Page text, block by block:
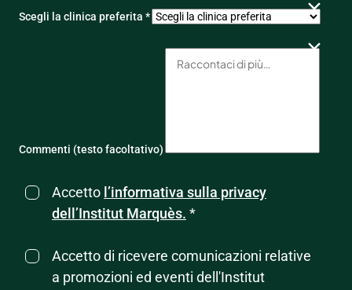
Scegli la clinica preferita *
Commenti (testo facoltativo)
Accetto l’informativa sulla privacy
dell’Institut Marquès. *
Accetto di ricevere comunicazioni relative
a promozioni ed eventi dell'Institut